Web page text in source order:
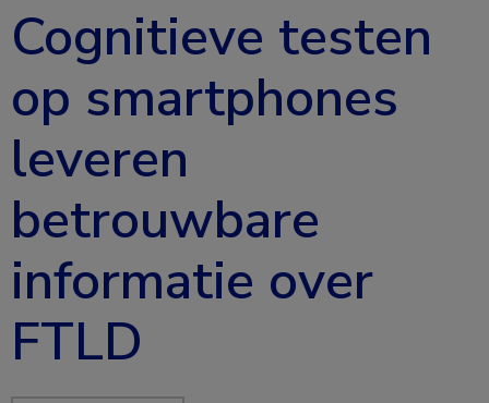
Cognitieve testen
op smartphones
leveren
betrouwbare
informatie over
FTLD